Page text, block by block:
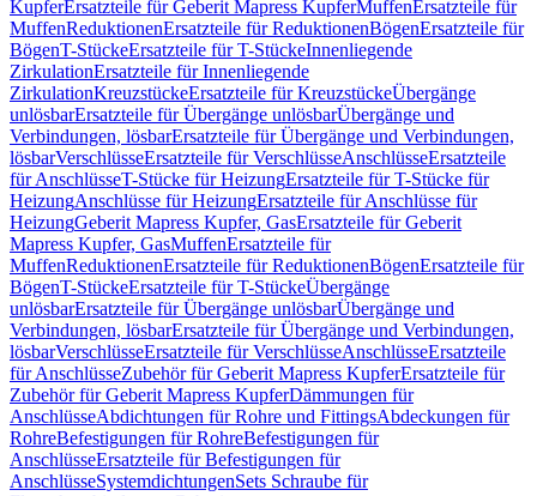
KupferErsatzteile für Geberit Mapress KupferMuffenErsatzteile für
MuffenReduktionenErsatzteile für ReduktionenBögenErsatzteile für
BögenT-StückeErsatzteile für T-StückeInnenliegende
ZirkulationErsatzteile für Innenliegende
ZirkulationKreuzstückeErsatzteile für KreuzstückeÜbergänge
unlösbarErsatzteile für Übergänge unlösbarÜbergänge und
Verbindungen, lösbarErsatzteile für Übergänge und Verbindungen,
lösbarVerschlüsseErsatzteile für VerschlüsseAnschlüsseErsatzteile
für AnschlüsseT-Stücke für HeizungErsatzteile für T-Stücke für
HeizungAnschlüsse für HeizungErsatzteile für Anschlüsse für
HeizungGeberit Mapress Kupfer, GasErsatzteile für Geberit
Mapress Kupfer, GasMuffenErsatzteile für
MuffenReduktionenErsatzteile für ReduktionenBögenErsatzteile für
BögenT-StückeErsatzteile für T-StückeÜbergänge
unlösbarErsatzteile für Übergänge unlösbarÜbergänge und
Verbindungen, lösbarErsatzteile für Übergänge und Verbindungen,
lösbarVerschlüsseErsatzteile für VerschlüsseAnschlüsseErsatzteile
für AnschlüsseZubehör für Geberit Mapress KupferErsatzteile für
Zubehör für Geberit Mapress KupferDämmungen für
AnschlüsseAbdichtungen für Rohre und FittingsAbdeckungen für
RohreBefestigungen für RohreBefestigungen für
AnschlüsseErsatzteile für Befestigungen für
AnschlüsseSystemdichtungenSets Schraube für